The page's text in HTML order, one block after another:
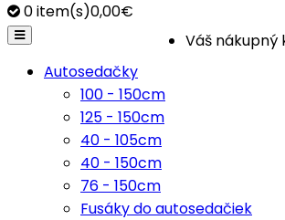
0item(s)0,00€
Váš nákupný
Autosedačky
100 - 150cm
125 - 150cm
40 - 105cm
40 - 150cm
76 - 150cm
Fusáky do autosedačiek